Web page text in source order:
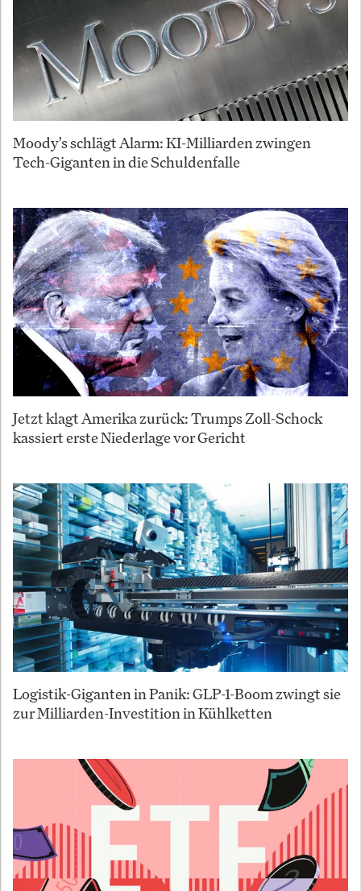
Moody's schlägt Alarm: KI-Milliarden zwingen
Tech-Giganten in die Schuldenfalle
Jetzt klagt Amerika zurück: Trumps Zoll-Schock
kassiert erste Niederlage vor Gericht
Logistik-Giganten in Panik: GLP-1-Boom zwingt sie
zur Milliarden-Investition in Kühlketten